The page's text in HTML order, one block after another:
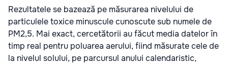
Rezultatele se bazează pe măsurarea nivelului de
particulele toxice minuscule cunoscute sub numele de
PM2,5. Mai exact, cercetătorii au făcut media datelor în
timp real pentru poluarea aerului, fiind măsurate cele de
la nivelul solului, pe parcursul anului calendaristic,